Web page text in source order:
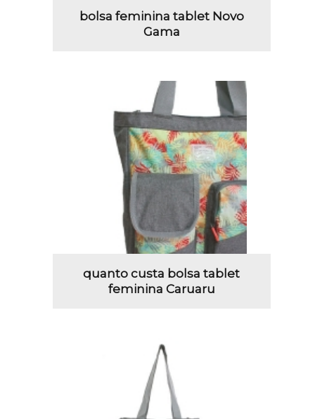
bolsa feminina tablet Novo
Gama
quanto custa bolsa tablet
feminina Caruaru